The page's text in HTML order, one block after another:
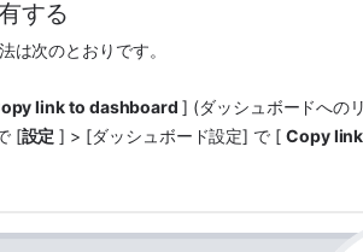
する
は次のとおりです。
link to dashboard ] (ダッシュボードへの
[設定 ] > [ダッシュボード設定] で [ Copy